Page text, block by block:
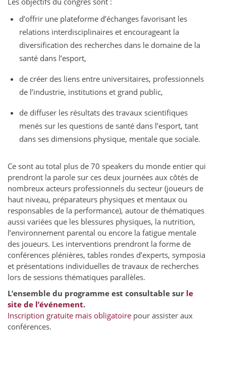
d’offrir une plateforme d’échanges favorisant les
relations interdisciplinaires et encourageant la
diversification des recherches dans le domaine de la
santé dans l’esport,
de créer des liens entre universitaires, professionnels
de l’industrie, institutions et grand public,
de diffuser les résultats des travaux scientifiques
menés sur les questions de santé dans l’esport, tant
dans ses dimensions physique, mentale que sociale.
Ce sont au total plus de 70 speakers du monde entier qui
prendront la parole sur ces deux journées aux côtés de
nombreux acteurs professionnels du secteur (joueurs de
haut niveau, préparateurs physiques et mentaux ou
responsables de la performance), autour de thématiques
aussi variées que les blessures physiques, la nutrition,
l’environnement parental ou encore la fatigue mentale
des joueurs. Les interventions prendront la forme de
conférences plénières, tables rondes d’experts, symposia
et présentations individuelles de travaux de recherches
lors de sessions thématiques parallèles.
L’ensemble du programme est consultable sur le
site de l’événement.
Inscription gratuite mais obligatoire pour assister aux
conférences.